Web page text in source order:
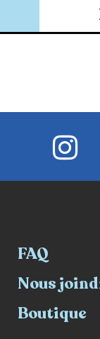
FAQ
Nous
Boutique